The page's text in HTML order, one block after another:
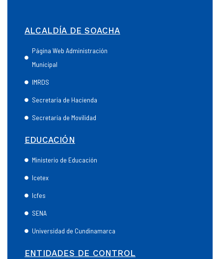
ALCALDÍA DE SOACHA
Página Web Administración
Municipal
IMRDS
Secretaría de Hacienda
Secretaría de Movilidad
EDUCACIÓN
Ministerio de Educación
Icetex
Icfes
SENA
Universidad de Cundinamarca
ENTIDADES DE CONTROL